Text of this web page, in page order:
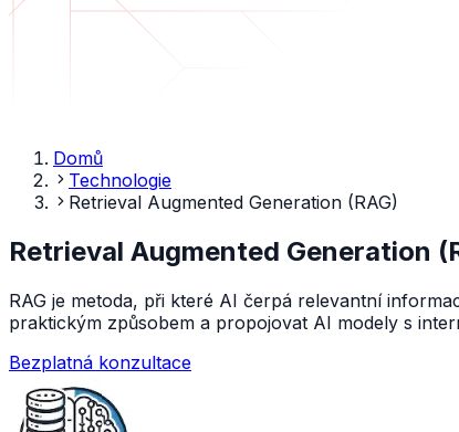
Domů
Technologie
Retrieval Augmented Generation (RAG)
Retrieval Augmented Generation
RAG je metoda, při které AI čerpá relevantní
praktickým způsobem a propojovat AI modely s
Bezplatná konzultace